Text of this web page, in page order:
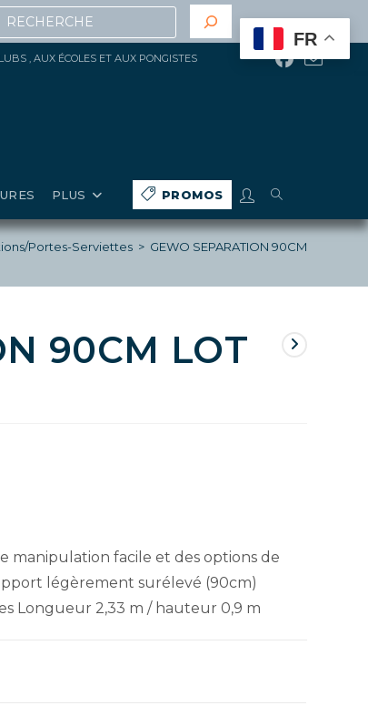
gros matériels, réduction, promotions en
Recherche
, AUX ÉCOLES ET AUX PONGISTES
PLUS PROMOS
TOGGLE
WEBSITE
SEARCH
Portes-Serviettes > GEWO SEPARATION 90CM LOT DE 5
90CM LOT
manipulation facile et des options de
légèrement surélevé (90cm)
Longueur 2,33 m / hauteur 0,9 m
FR